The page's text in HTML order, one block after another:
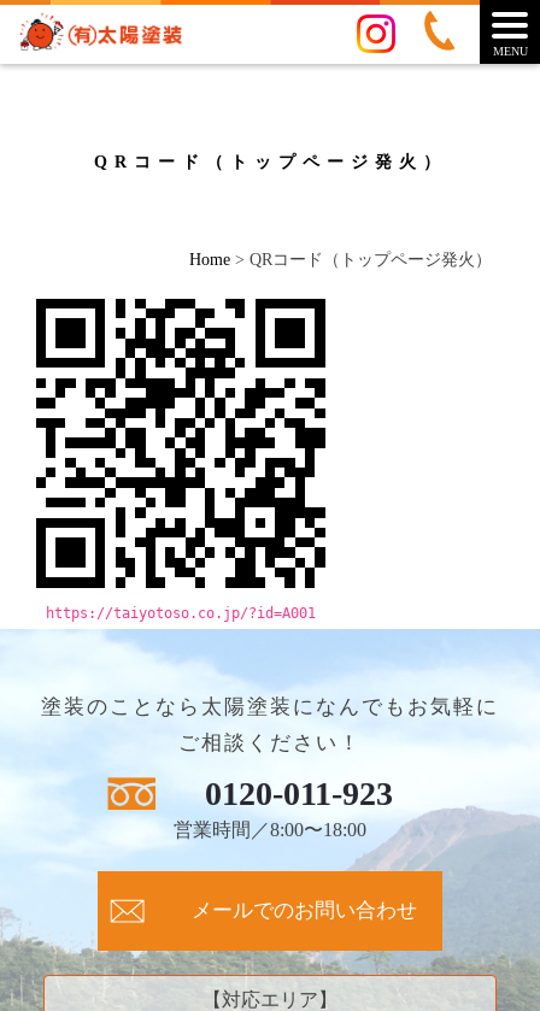
MENU
QRコード（トップページ発火）
Home > QRコード（トップページ発火）
https://taiyotoso.co.jp/?id=A001
塗装のことなら太陽塗装になんでもお気軽に
ご相談ください！
0120-011-923
営業時間／8:00〜18:00
メールでのお問い合わせ
【対応エリア】